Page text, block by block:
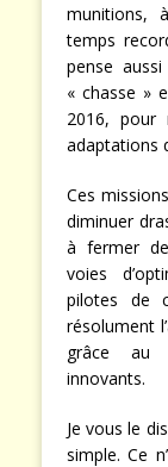
munitions,
temps
pense
« chasse »
2016, pour
adaptations
Ces
diminuer
à fermer
voies
pilotes de
résolument
grâce au
innovants.
Je vous le
simple. Ce